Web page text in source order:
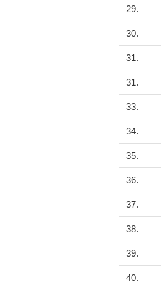
29.
30.
31.
31.
33.
34.
35.
36.
37.
38.
39.
40.